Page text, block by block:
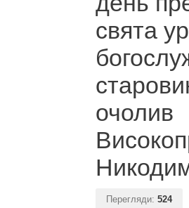
свята
очолив
Перегляди: 524